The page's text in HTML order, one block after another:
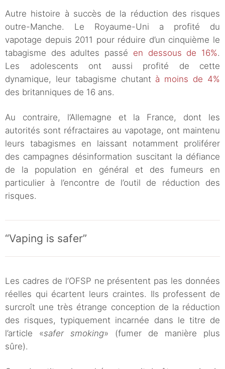
Autre histoire à succès de la réduction des risques
outre-Manche. Le Royaume-Uni a profité du
vapotage depuis 2011 pour réduire d’un cinquième le
tabagisme des adultes passé en dessous de 16%.
Les adolescents ont aussi profité de cette
dynamique, leur tabagisme chutantà moins de 4%
des britanniques de 16 ans.
Au contraire, l’Allemagne et la France, dont les
autorités sont réfractaires au vapotage, ont maintenu
leurs tabagismes en laissant notamment proliférer
des campagnes désinformation suscitant la défiance
de la population en général et des fumeurs en
particulier à l’encontre de l’outil de réduction des
risques.
“Vaping is safer”
Les cadres de l’OFSP ne présentent pas les données
réelles qui écartent leurs craintes. Ils professent de
surcroît une très étrange conception de la réduction
des risques, typiquement incarnée dans le titre de
l’article «safer smoking» (fumer de manière plus
sûre).